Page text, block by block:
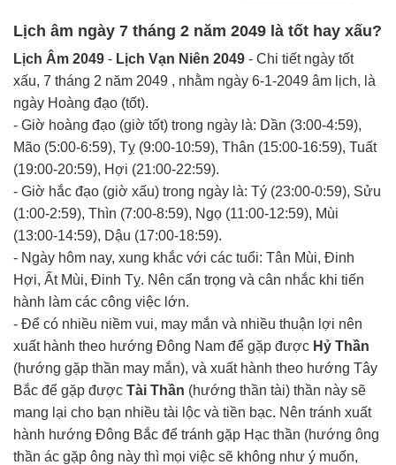
Lịch âm ngày 7 tháng 2 năm 2049 là tốt hay xấu?
Lịch Âm 2049 - Lịch Vạn Niên 2049 - Chi tiết ngày tốt
xấu, 7 tháng 2 năm 2049 , nhằm ngày 6-1-2049 âm lịch, là
ngày Hoàng đạo (tốt).
- Giờ hoàng đạo (giờ tốt) trong ngày là: Dần (3:00-4:59),
Mão (5:00-6:59), Tỵ (9:00-10:59), Thân (15:00-16:59), Tuất
(19:00-20:59), Hợi (21:00-22:59).
- Giờ hắc đạo (giờ xấu) trong ngày là: Tý (23:00-0:59), Sửu
(1:00-2:59), Thìn (7:00-8:59), Ngọ (11:00-12:59), Mùi
(13:00-14:59), Dậu (17:00-18:59).
- Ngày hôm nay, xung khắc với các tuổi: Tân Mùi, Đinh
Hợi, Ất Mùi, Đinh Tỵ. Nên cẩn trọng và cân nhắc khi tiến
hành làm các công việc lớn.
- Để có nhiều niềm vui, may mắn và nhiều thuận lợi nên
xuất hành theo hướng Đông Nam để gặp được Hỷ Thần
(hướng gặp thần may mắn), và xuất hành theo hướng Tây
Bắc để gặp được Tài Thần (hướng thần tài) thần này sẽ
mang lại cho bạn nhiều tài lộc và tiền bạc. Nên tránh xuất
hành hướng Đông Bắc để tránh gặp Hạc thần (hướng ông
thần ác gặp ông này thì mọi việc sẽ không như ý muốn,